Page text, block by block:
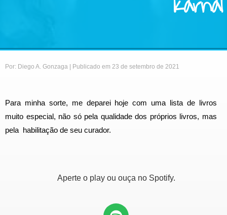
Por: Diego A. Gonzaga | Publicado em 23 de setembro de 2021
Para minha sorte, me deparei hoje com uma lista de livros
muito especial, não só pela qualidade dos próprios livros, mas
pela habilitação de seu curador.
Aperte o play ou ouça no Spotify.